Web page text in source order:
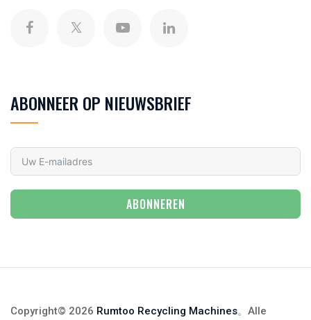
ABONNEER OP NIEUWSBRIEF
ABONNEREN
Copyright© 2026 Rumtoo Recycling Machines。Alle